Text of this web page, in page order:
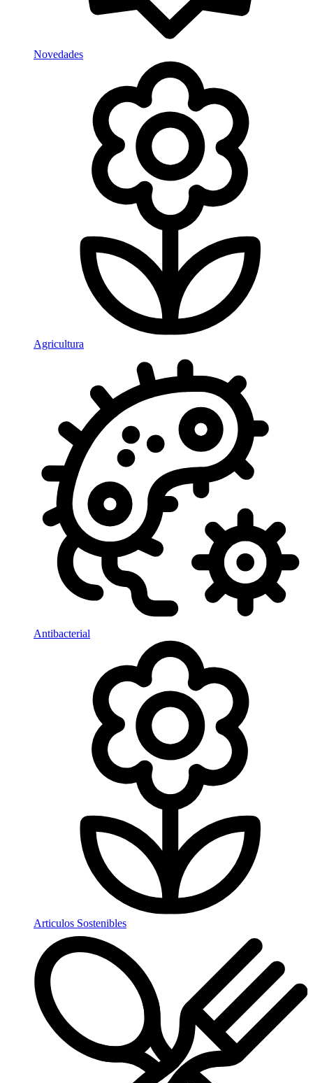
Novedades
Agricultura
Antibacterial
Articulos Sostenibles